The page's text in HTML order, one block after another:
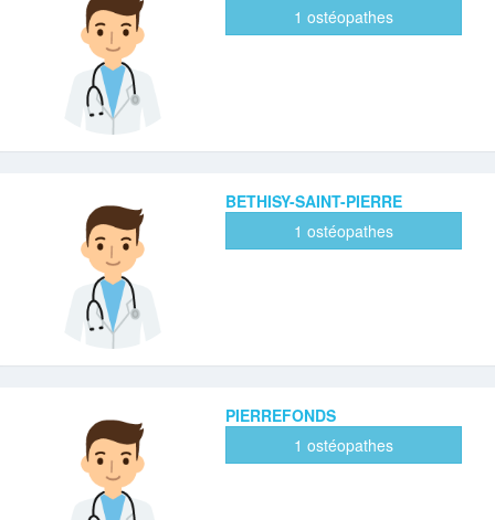
1 ostéopathes
BETHISY-SAINT-PIERRE
1 ostéopathes
PIERREFONDS
1 ostéopathes